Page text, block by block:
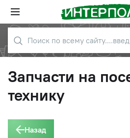
Запчасти на
технику
Назад